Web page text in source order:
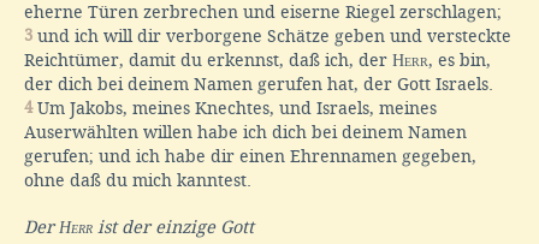
eherne Türen zerbrechen und eiserne Riegel zerschlagen;
3 und ich will dir verborgene Schätze geben und versteckte
Reichtümer, damit du erkennst, daß ich, der Herr, es bin,
der dich bei deinem Namen gerufen hat, der Gott Israels.
4Um Jakobs, meines Knechtes, und Israels, meines
Auserwählten willen habe ich dich bei deinem Namen
gerufen; und ich habe dir einen Ehrennamen gegeben,
ohne daß du mich kanntest.
DerHerr ist der einzige Gott